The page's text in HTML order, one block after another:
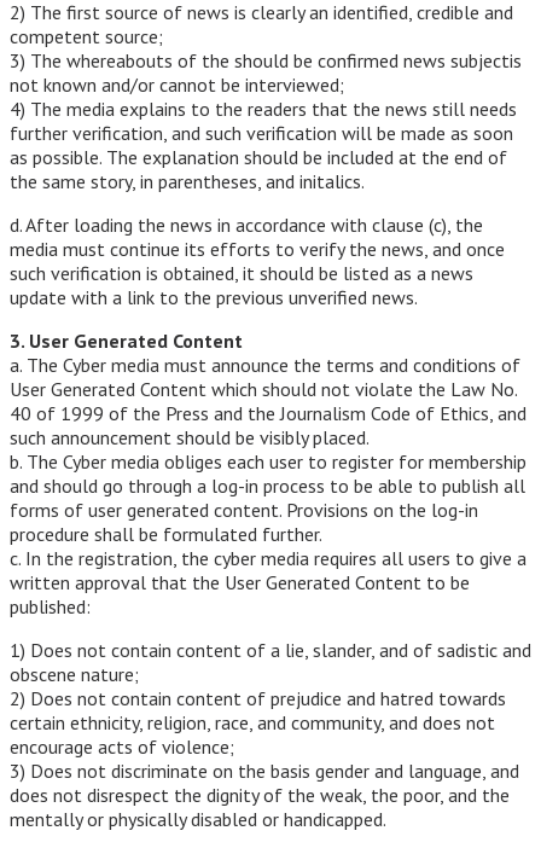
2) The first source of news is clearly an identified, credible and
competent source;
3) The whereabouts of the should be confirmed news subjectis
not known and/or cannot be interviewed;
4) The media explains to the readers that the news still needs
further verification, and such verification will be made as soon
as possible. The explanation should be included at the end of
the same story, in parentheses, and initalics.
d. After loading the news in accordance with clause (c), the
media must continue its efforts to verify the news, and once
such verification is obtained, it should be listed as a news
update with a link to the previous unverified news.
3. User Generated Content
a. The Cyber media must announce the terms and conditions of
User Generated Content which should not violate the Law No.
40 of 1999 of the Press and the Journalism Code of Ethics, and
such announcement should be visibly placed.
b. The Cyber media obliges each user to register for membership
and should go through a log-in process to be able to publish all
forms of user generated content. Provisions on the log-in
procedure shall be formulated further.
c. In the registration, the cyber media requires all users to give a
written approval that the User Generated Content to be
published:
1) Does not contain content of a lie, slander, and of sadistic and
obscene nature;
2) Does not contain content of prejudice and hatred towards
certain ethnicity, religion, race, and community, and does not
encourage acts of violence;
3) Does not discriminate on the basis gender and language, and
does not disrespect the dignity of the weak, the poor, and the
mentally or physically disabled or handicapped.